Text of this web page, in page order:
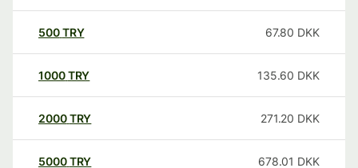
500TRY 67.80 DKK
1000TRY 135.60 DKK
2000TRY 271.20 DKK
5000TRY 678.01 DKK